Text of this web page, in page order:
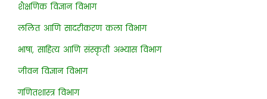
शैक्षणिक विज्ञान विभाग
ललित आणि सादरीकरण कला विभाग
भाषा, साहित्य आणि संस्कृती अभ्यास विभाग
जीवन विज्ञान विभाग
गणितशास्त्र विभाग